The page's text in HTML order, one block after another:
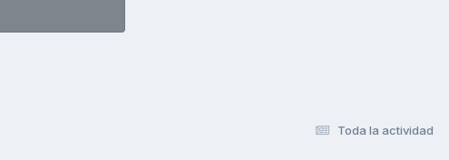
Toda la actividad